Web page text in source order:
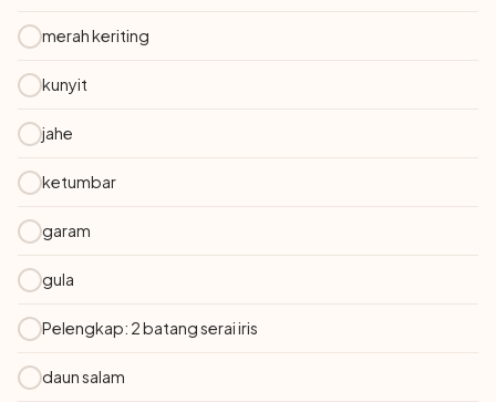
merah keriting
kunyit
jahe
ketumbar
garam
gula
Pelengkap: 2 batang serai iris
daun salam